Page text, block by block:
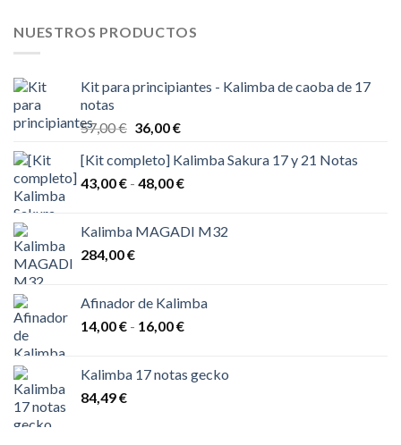
NUESTROS PRODUCTOS
Kit para principiantes - Kalimba de caoba de 17
notas
57,00€ El
original
era:
36,00€El
actual
es:
[Kit completo] Kalimba Sakura 17 y 21 Notas
43,00€ - 48,00€Rango
desde
48,00 €
Kalimba MAGADI M32
284,00€
Afinador de Kalimba
14,00€ - 16,00€Rango
desde
Kalimba 17 notas gecko
84,49€